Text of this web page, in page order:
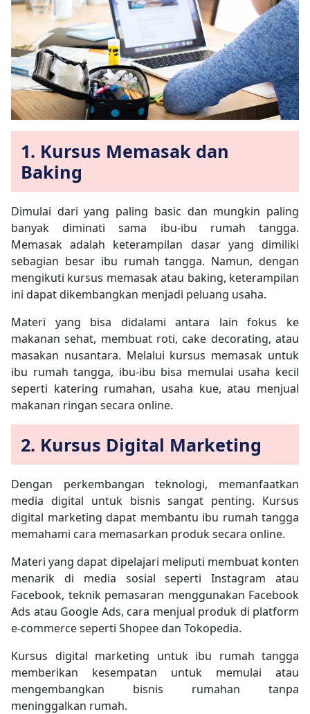
1. Kursus Memasak dan
Baking
Dimulai dari yang paling basic dan mungkin paling
banyak diminati sama ibu-ibu rumah tangga.
Memasak adalah keterampilan dasar yang dimiliki
sebagian besar ibu rumah tangga. Namun, dengan
mengikuti kursus memasak atau baking, keterampilan
ini dapat dikembangkan menjadi peluang usaha.
Materi yang bisa didalami antara lain fokus ke
makanan sehat, membuat roti, cake decorating, atau
masakan nusantara. Melalui kursus memasak untuk
ibu rumah tangga, ibu-ibu bisa memulai usaha kecil
seperti katering rumahan, usaha kue, atau menjual
makanan ringan secara online.
2. Kursus Digital Marketing
Dengan perkembangan teknologi, memanfaatkan
media digital untuk bisnis sangat penting. Kursus
digital marketing dapat membantu ibu rumah tangga
memahami cara memasarkan produk secara online.
Materi yang dapat dipelajari meliputi membuat konten
menarik di media sosial seperti Instagram atau
Facebook, teknik pemasaran menggunakan Facebook
Ads atau Google Ads, cara menjual produk di platform
e-commerce seperti Shopee dan Tokopedia.
Kursus digital marketing untuk ibu rumah tangga
memberikan kesempatan untuk memulai atau
mengembangkan bisnis rumahan tanpa
meninggalkan rumah.